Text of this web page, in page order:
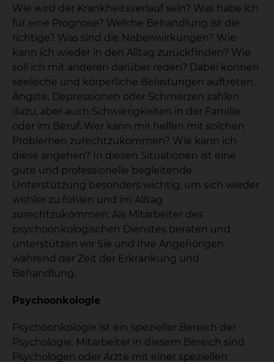
Wie wird der Krankheitsverlauf sein? Was habe ich
für eine Prognose? Welche Behandlung ist die
richtige? Was sind die Nebenwirkungen? Wie
kann ich wieder in den Alltag zurückfinden? Wie
soll ich mit anderen darüber reden? Dabei können
seelische und körperliche Belastungen auftreten.
Ängste, Depressionen oder Schmerzen zählen
dazu, aber auch Schwierigkeiten in der Familie
oder im Beruf. Wer kann mir helfen mit solchen
Problemen zurechtzukommen? Wie kann ich
diese angehen? In diesen Situationen ist eine
gute und professionelle begleitende
Unterstützung besonders wichtig, um sich wieder
wohler zu fühlen und im Alltag
zurechtzukommen. Als Mitarbeiter des
psychoonkologischen Dienstes beraten und
unterstützen wir Sie und Ihre Angehörigen
während der Zeit der Erkrankung und
Behandlung.
Psychoonkologie
Psychoonkologie ist ein spezieller Bereich der
Psychologie. Mitarbeiter in diesem Bereich sind
Psychologen oder Ärzte mit einer speziellen